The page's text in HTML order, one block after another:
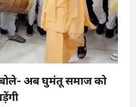
बोले- अब घुमंतू समाज को